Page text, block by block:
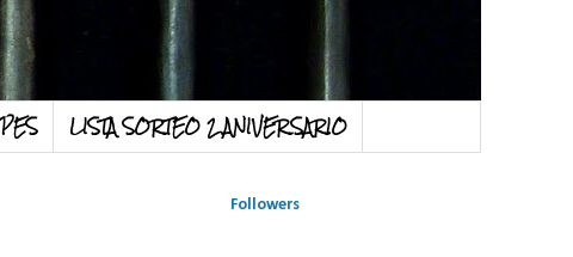
LISTA SORTEO 2 ANIVERSARIO
Followers